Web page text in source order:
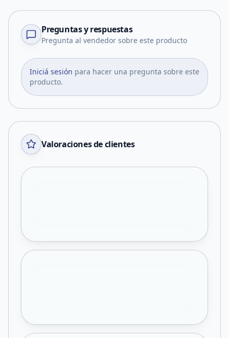
Preguntas y respuestas
Pregunta al vendedor sobre este producto
Iniciá sesión para hacer una pregunta sobre este
producto.
Valoraciones de clientes